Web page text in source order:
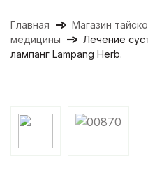
Главная
Магазин
медицины
Лечение
лампанг Lampang Herb.